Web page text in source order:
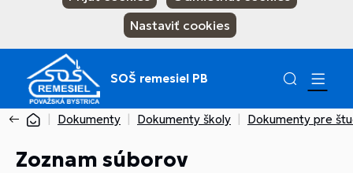
Nastaviť cookies
SOŠ remesiel PB
Dokumenty Dokumenty školy Dokumenty pre
Zoznam súborov